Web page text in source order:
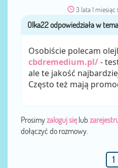
3 lata 1 miesiąc
przez
Osobiście polecam
cbdremedium.pl/-
ale te jakość
Często też mają
Prosimyzaloguj sięlub
dołączyć do rozmowy.
1